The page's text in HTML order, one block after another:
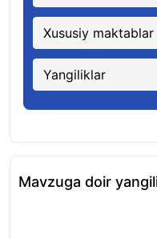
Xususiy maktablar
Yangiliklar
Mavzuga doir